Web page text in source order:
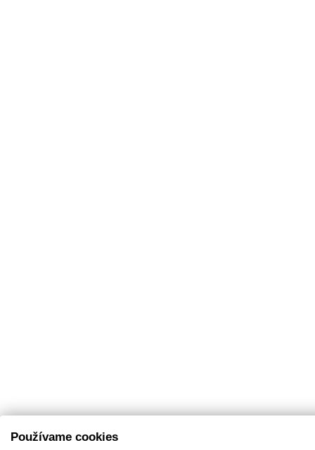
Používame cookies